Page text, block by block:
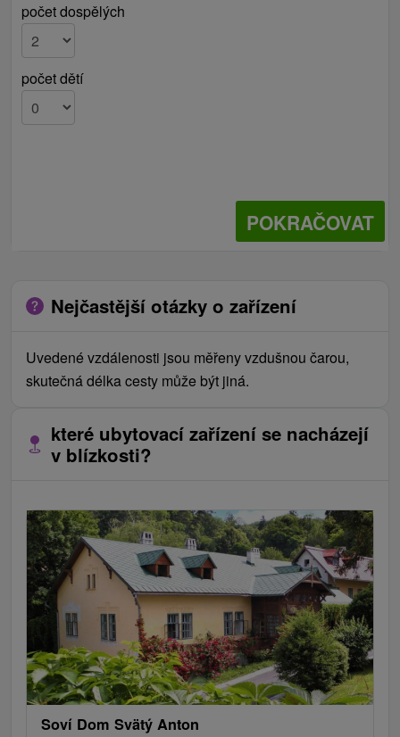
TV/SAT, rýchlovarná kanvica, chladnička
Štvorlôžková izba
počet dospělých
počet dětí
POKRAČOVAT
Nejčastější otázky o zařízení
Uvedené vzdálenosti jsou měřeny vzdušnou čarou,
skutečná délka cesty může být jiná.
které ubytovací zařízení se nacházejí
v blízkosti?
Soví Dom Svätý Anton